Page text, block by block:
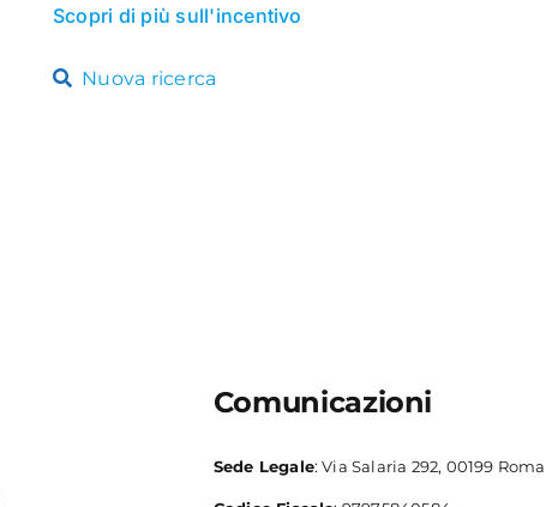
Scopri di più sull'incentivo
Nuova ricerca
Comunicazioni
Sede Legale: Via Salaria 292, 00199 Roma